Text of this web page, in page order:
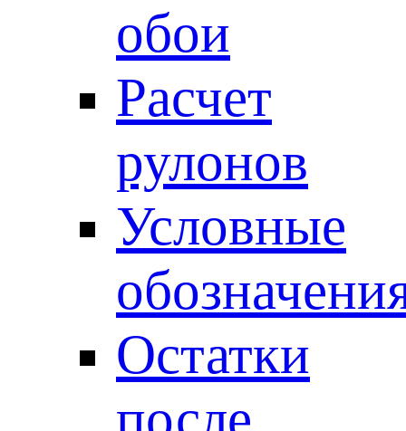
обои
Расчет
рулонов
Условные
Остатки
после